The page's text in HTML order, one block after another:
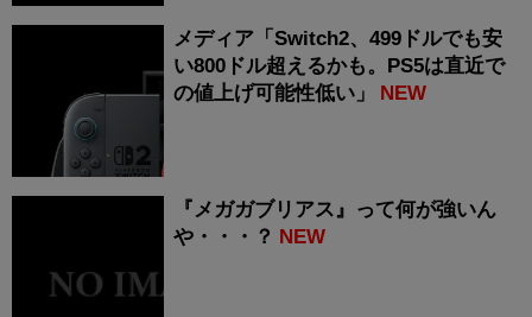
メディア「Switch2、499ドルでも安
い800ドル超えるかも。PS5は直近で
の値上げ可能性低い」
NEW
『メガガブリアス』って何が強いん
や・・・？ NEW